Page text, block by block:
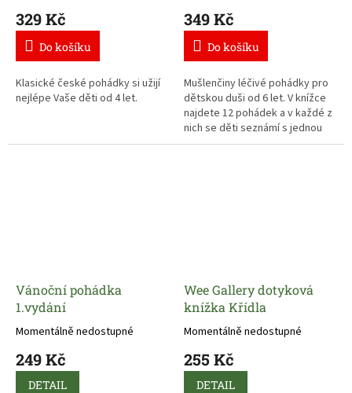
329 Kč
Do košíku
Klasické české pohádky si užijí
nejlépe Vaše děti od 4 let.
349 Kč
Do košíku
Mušlenčiny léčivé pohádky pro
dětskou duši od 6 let. V knížce
najdete 12 pohádek a v každé z
nich se děti seznámí s jednou
emocí.
Vánoční pohádka
1.vydání
Momentálně nedostupné
249 Kč
DETAIL
Wee Gallery dotyková
knížka Křídla
Momentálně nedostupné
255 Kč
DETAIL